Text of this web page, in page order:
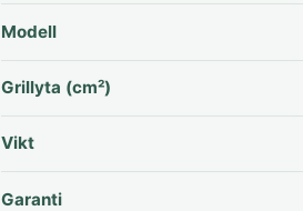
Modell
Grillyta (cm²)
Vikt
Garanti